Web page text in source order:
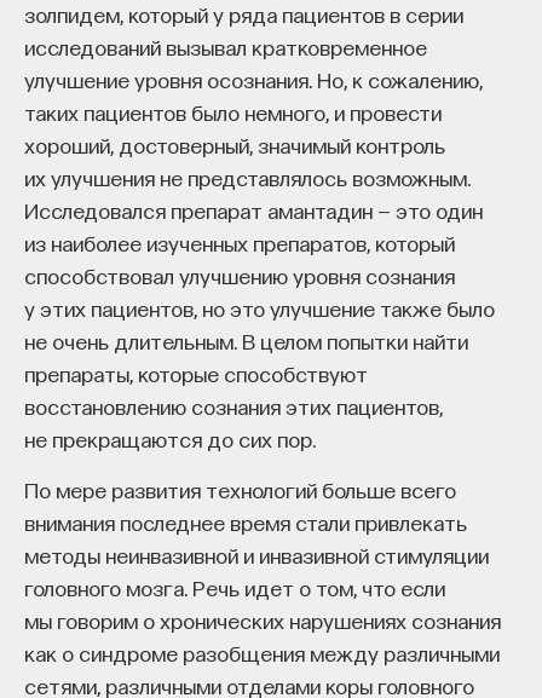
золпидем, который у ряда пациентов в серии
исследований вызывал кратковременное
улучшение уровня осознания. Но, к сожалению,
таких пациентов было немного, и провести
хороший, достоверный, значимый контроль
их улучшения не представлялось возможным.
Исследовался препарат амантадин — это один
из наиболее изученных препаратов, который
способствовал улучшению уровня сознания
у этих пациентов, но это улучшение также было
не очень длительным. В целом попытки найти
препараты, которые способствуют
восстановлению сознания этих пациентов,
не прекращаются до сих пор.
По мере развития технологий больше всего
внимания последнее время стали привлекать
методы неинвазивной и инвазивной стимуляции
головного мозга. Речь идет о том, что если
мы говорим о хронических нарушениях сознания
как о синдроме разобщения между различными
сетями, различными отделами коры головного